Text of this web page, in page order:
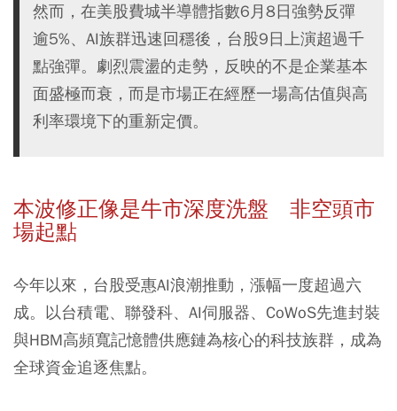
然而，在美股費城半導體指數6月8日強勢反彈
逾5%、AI族群迅速回穩後，台股9日上演超過千
點強彈。劇烈震盪的走勢，反映的不是企業基本
面盛極而衰，而是市場正在經歷一場高估值與高
利率環境下的重新定價。
本波修正像是牛市深度洗盤 非空頭市
場起點
今年以來，台股受惠AI浪潮推動，漲幅一度超過六
成。以台積電、聯發科、AI伺服器、CoWoS先進封裝
與HBM高頻寬記憶體供應鏈為核心的科技族群，成為
全球資金追逐焦點。